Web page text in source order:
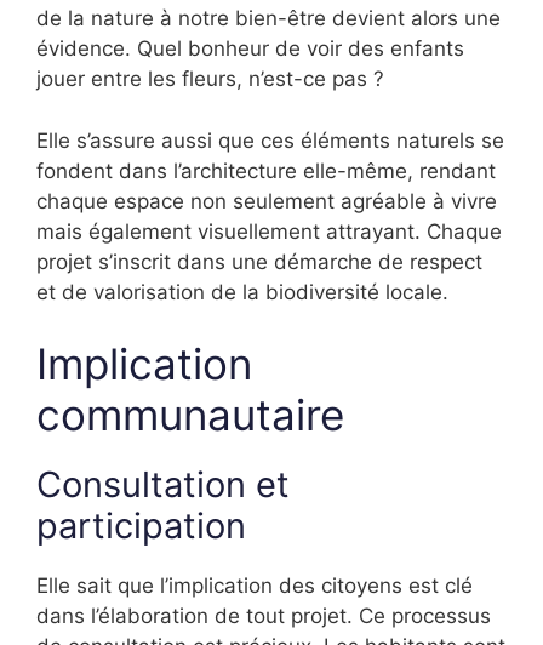
de la nature à notre bien-être devient alors une
évidence. Quel bonheur de voir des enfants
jouer entre les fleurs, n’est-ce pas ?
Elle s’assure aussi que ces éléments naturels se
fondent dans l’architecture elle-même, rendant
chaque espace non seulement agréable à vivre
mais également visuellement attrayant. Chaque
projet s’inscrit dans une démarche de respect
et de valorisation de la biodiversité locale.
Implication
communautaire
Consultation et
participation
Elle sait que l’implication des citoyens est clé
dans l’élaboration de tout projet. Ce processus